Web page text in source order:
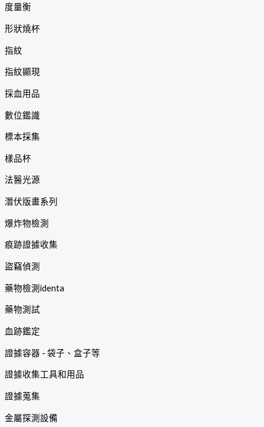
度量衡
形狀燒杯
指紋
指紋顯現
採血用品
數位鑑識
標本採集
樣品杯
法醫光源
潛伏版畫系列
爆炸物檢測
痕跡證據收集
盜竊偵測
藥物檢測identa
藥物測試
血跡鑑定
證據容器 - 袋子、盒子等
證據收集工具和用品
證據蒐集
金屬探測設備